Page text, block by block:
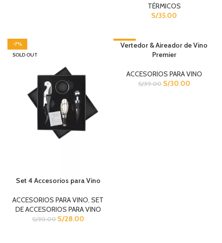
TÉRMICOS
S/35.00
-7%
SOLD OUT
Set 4 Accesorios para Vino
ACCESORIOS PARA VINO SET
DE ACCESORIOS PARA VINO
S/30.00 S/28.00
-23%
Vertedor & Aireador de Vino
Premier
ACCESORIOS PARA VINO
S/39.00 S/30.00